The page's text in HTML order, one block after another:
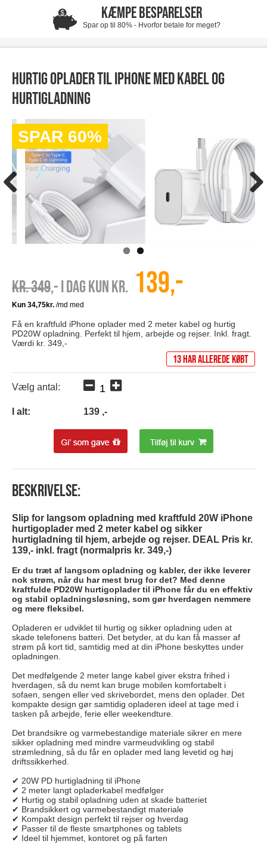
KÆMPE BESPARELSER
Spar op til 80% - Hvorfor betale for meget?
Hurtig oplader til iPhone med kabel og
hurtigladning
SPAR 60%
Kr. 349,- I dag kun kr. 139,-
Få en kraftfuld iPhone oplader med 2 meter kabel og hurtig
PD20W opladning. Perfekt til hjem, arbejde og rejser. Inkl. fragt.
Værdi kr. 349,-
13 har allerede købt
Vælg antal:
I alt: 139 ,-
Beskrivelse:
Slip for langsom opladning med kraftfuld 20W iPhone
hurtigoplader med 2 meter kabel og sikker
hurtigladning til hjem, arbejde og rejser. DEAL Pris kr.
139,- inkl. fragt (normalpris kr. 349,-)
Er du træt af langsom opladning og kabler, der ikke leverer
nok strøm, når du har mest brug for det? Med denne
kraftfulde PD20W hurtigoplader til iPhone får du en effektiv
og stabil opladningsløsning, som gør hverdagen nemmere
og mere fleksibel.
Opladeren er udviklet til hurtig og sikker opladning uden at
skade telefonens batteri. Det betyder, at du kan få masser af
strøm på kort tid, samtidig med at din iPhone beskyttes under
opladningen.
Det medfølgende 2 meter lange kabel giver ekstra frihed i
hverdagen, så du nemt kan bruge mobilen komfortabelt i
sofaen, sengen eller ved skrivebordet, mens den oplader. Det
kompakte design gør samtidig opladeren ideel at tage med i
tasken på arbejde, ferie eller weekendture.
Det brandsikre og varmebestandige materiale sikrer en mere
sikker opladning med mindre varmeudvikling og stabil
strømledning, så du får en oplader med lang levetid og høj
driftssikkerhed.
✔ 20W PD hurtigladning til iPhone
✔ 2 meter langt opladerkabel medfølger
✔ Hurtig og stabil opladning uden at skade batteriet
✔ Brandsikkert og varmebestandigt materiale
✔ Kompakt design perfekt til rejser og hverdag
✔ Passer til de fleste smartphones og tablets
✔ Ideel til hjemmet, kontoret og på farten